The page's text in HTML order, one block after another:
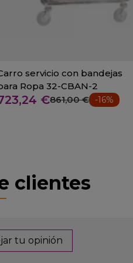
servicio con bandejas
Ropa 32-CBAN-2
€861,00 € -16%
clientes
tu opinión